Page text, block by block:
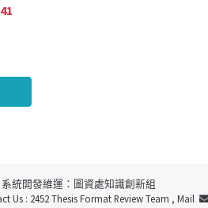
統開發維運：圖資處知識創新組
Us : 2452 Thesis Format Review Team , Mail